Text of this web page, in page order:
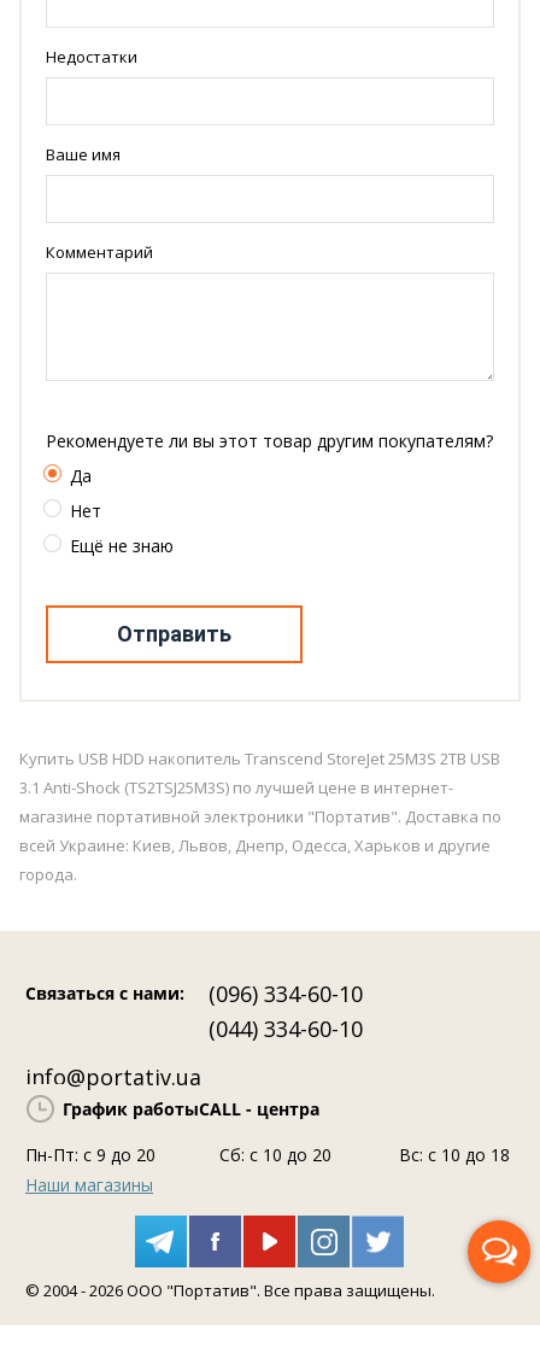
Недостатки
Ваше имя
Комментарий
Рекомендуете ли вы этот товар другим покупателям?
Да
Нет
Ещё не знаю
Отправить
Купить USB HDD накопитель Transcend StoreJet 25M3S 2TB USB
3.1 Anti-Shock (TS2TSJ25M3S) по лучшей цене в интернет-
магазине портативной электроники "Портатив". Доставка по
всей Украине: Киев, Львов, Днепр, Одесса, Харьков и другие
города.
Связаться с нами:
(096) 334-60-10
(044) 334-60-10
info@portativ.ua
График работыCALL - центра
Пн-Пт: c 9 до 20
Сб: с 10 до 20
Вс: с 10 до 18
Наши магазины
© 2004 - 2026 ООО "Портатив". Все права защищены.
Перезвоните мне
Помощь консультанта